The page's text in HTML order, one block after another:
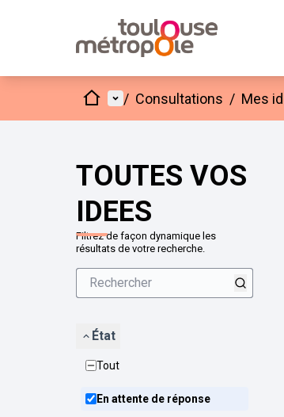
AccueilMenu principal
/ Consultations / Mes
TOUTES VOS
IDEES
Filtrez de façon dynamique les
résultats de votre recherche.
État
Tout
En attente de réponse